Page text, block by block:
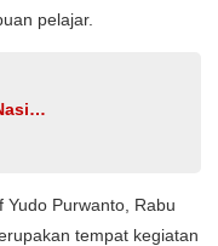
pelajar.
Yudo Purwanto, Rabu
tempat kegiatan